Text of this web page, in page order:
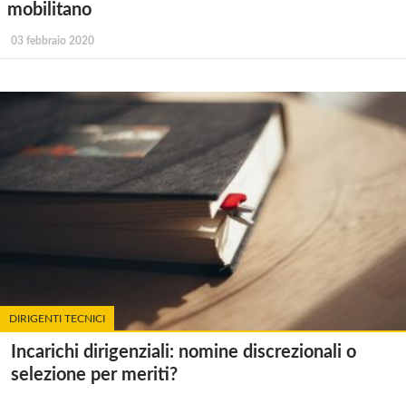
mobilitano
03 febbraio 2020
DIRIGENTI TECNICI
Incarichi dirigenziali: nomine discrezionali o
selezione per meriti?